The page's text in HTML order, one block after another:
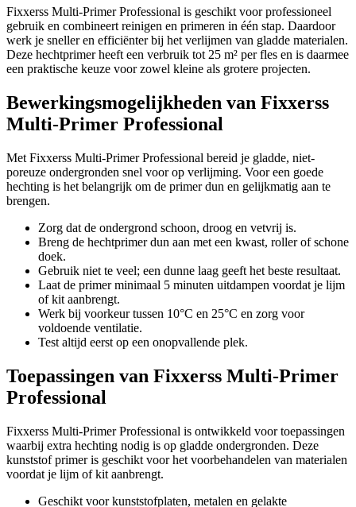
Fixxerss Multi-Primer Professional is geschikt voor professioneel
gebruik en combineert reinigen en primeren in één stap. Daardoor
werk je sneller en efficiënter bij het verlijmen van gladde materialen.
Deze hechtprimer heeft een verbruik tot 25 m² per fles en is daarmee
een praktische keuze voor zowel kleine als grotere projecten.
Bewerkingsmogelijkheden van Fixxerss
Multi-Primer Professional
Met Fixxerss Multi-Primer Professional bereid je gladde, niet-
poreuze ondergronden snel voor op verlijming. Voor een goede
hechting is het belangrijk om de primer dun en gelijkmatig aan te
brengen.
Zorg dat de ondergrond schoon, droog en vetvrij is.
Breng de hechtprimer dun aan met een kwast, roller of schone
doek.
Gebruik niet te veel; een dunne laag geeft het beste resultaat.
Laat de primer minimaal 5 minuten uitdampen voordat je lijm
of kit aanbrengt.
Werk bij voorkeur tussen 10°C en 25°C en zorg voor
voldoende ventilatie.
Test altijd eerst op een onopvallende plek.
Toepassingen van Fixxerss Multi-Primer
Professional
Fixxerss Multi-Primer Professional is ontwikkeld voor toepassingen
waarbij extra hechting nodig is op gladde ondergronden. Deze
kunststof primer is geschikt voor het voorbehandelen van materialen
voordat je lijm of kit aanbrengt.
Geschikt voor kunststofplaten, metalen en gelakte